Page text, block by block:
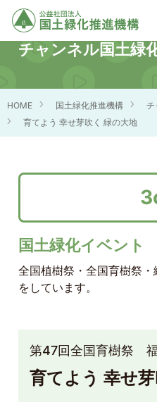
チャンネル国土緑
HOME 国土緑化推進機構 チ
育てよう 幸せ芽吹く 緑の大地
国土緑化イベント
全国植樹祭・全国育樹祭
をしています。
第47回全国育樹祭
育てよう 幸せ